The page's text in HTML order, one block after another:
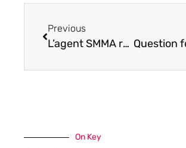
Previous
L’agent SMMA réinvente la stratégie high-tech : découvrez le potentiel caché
On Key